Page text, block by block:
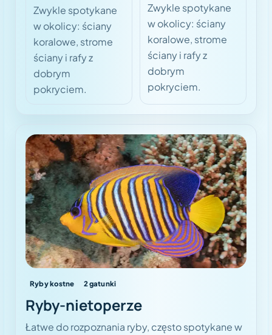
Zwykle spotykane
w okolicy: ściany
koralowe, strome
ściany i rafy z
dobrym
pokryciem.
Zwykle spotykane
w okolicy: ściany
koralowe, strome
ściany i rafy z
dobrym
pokryciem.
Ryby kostne 2gatunki
Ryby-nietoperze
Łatwe do rozpoznania ryby, często spotykane w